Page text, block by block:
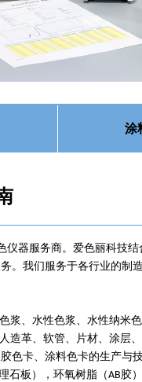
涂
仪器服务商。爱色丽科技结
。我们服务于各行业的制
浆、水性色浆、水性纳米
造革、软管、片材、涂层
色卡、涂料色卡的生产与
石板），环氧树脂（AB胶